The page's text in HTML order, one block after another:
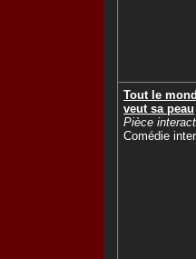
Tout le
veut sa peau
Pièce
Comédie